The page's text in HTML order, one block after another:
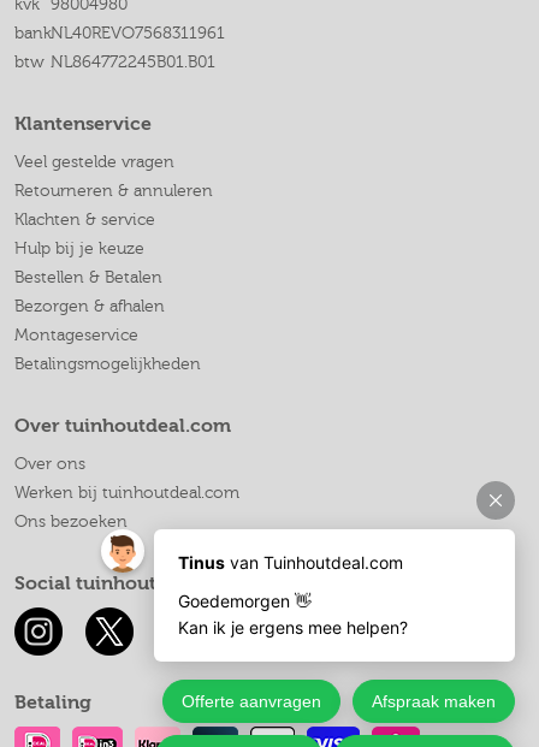
kvk 98004980
bankNL40REVO7568311961
btw NL864772245B01.B01
Klantenservice
Veel gestelde vragen
Retourneren & annuleren
Klachten & service
Hulp bij je keuze
Bestellen & Betalen
Bezorgen & afhalen
Montageservice
Betalingsmogelijkheden
Over tuinhoutdeal.com
Over ons
Werken bij tuinhoutdeal.com
Ons bezoeken
Social tuinhoutdeal.com
Betaling